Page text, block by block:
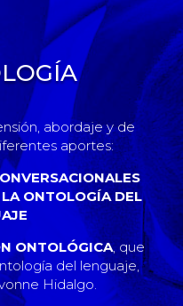
abordaje y de
aportes:
ONTOLOGÍA DEL
ONTOLÓGICA, que
del lenguaje,
Hidalgo.